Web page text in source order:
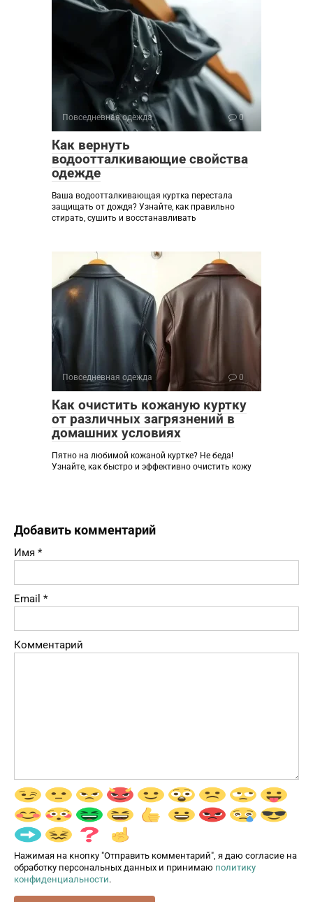
Повседневная одежда 0
Как вернуть
водоотталкивающие свойства
одежде
Ваша водоотталкивающая куртка перестала
защищать от дождя? Узнайте, как правильно
стирать, сушить и восстанавливать
Повседневная одежда 0
Как очистить кожаную куртку
от различных загрязнений в
домашних условиях
Пятно на любимой кожаной куртке? Не беда!
Узнайте, как быстро и эффективно очистить кожу
Добавить комментарий
Имя *
Email *
Комментарий
Нажимая на кнопку "Отправить комментарий", я даю согласие на
обработку персональных данных и принимаю политику
конфиденциальности.